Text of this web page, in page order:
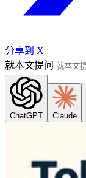
分享到 X
就本文提问
ChatGPT Claude